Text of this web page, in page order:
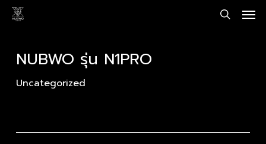
Skip
contentNUBWO รุ่น N1PRO
Uncategorized